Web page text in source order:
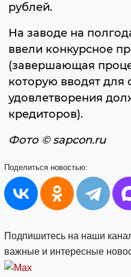
рублей.
На заводе на
ввели конкурсное
(завершающая
которую вводят для
удовлетворения
кредиторов).
Фото © sapcon.ru
Поделиться новостью:
Подпишитесь на наши
важные и интересные